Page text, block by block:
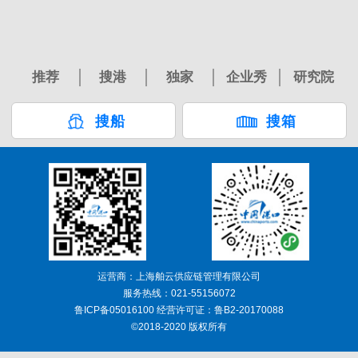
推荐 搜港 独家 企业秀 研究院
搜船 搜箱
运营商：上海舶云供应链管理有限公司
服务热线：021-55156072
鲁ICP备05016100 经营许可证：鲁B2-20170088
©2018-2020 版权所有